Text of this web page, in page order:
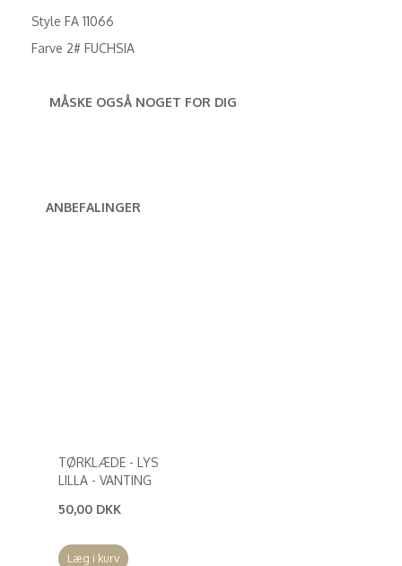
Style FA 11066
Farve 2# FUCHSIA
MÅSKE OGSÅ NOGET FOR DIG
ANBEFALINGER
TØRKLÆDE - LYS
LILLA - VANTING
50,00 DKK
Læg i kurv